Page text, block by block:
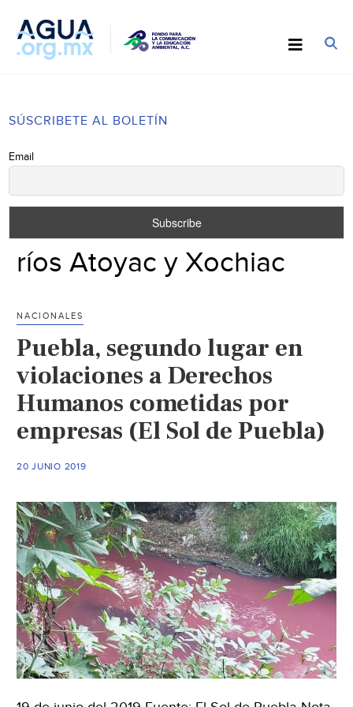
SÚSCRIBETE AL BOLETÍN
Email
ríos Atoyac y Xochiac
NACIONALES
Puebla, segundo lugar en
violaciones a Derechos
Humanos cometidas por
empresas (El Sol de Puebla)
20 JUNIO 2019